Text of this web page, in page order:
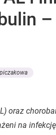
oraz
na